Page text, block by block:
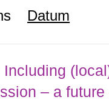
Datum
– a